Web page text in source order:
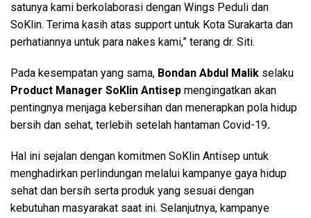
satunya kami berkolaborasi dengan Wings Peduli dan
SoKlin. Terima kasih atas support untuk Kota Surakarta dan
perhatiannya untuk para nakes kami,” terang dr. Siti.
Pada kesempatan yang sama, Bondan Abdul Malik selaku
Product Manager SoKlin Antisep mengingatkan akan
pentingnya menjaga kebersihan dan menerapkan pola hidup
bersih dan sehat, terlebih setelah hantaman Covid-19.
Hal ini sejalan dengan komitmen SoKlin Antisep untuk
menghadirkan perlindungan melalui kampanye gaya hidup
sehat dan bersih serta produk yang sesuai dengan
kebutuhan masyarakat saat ini. Selanjutnya, kampanye